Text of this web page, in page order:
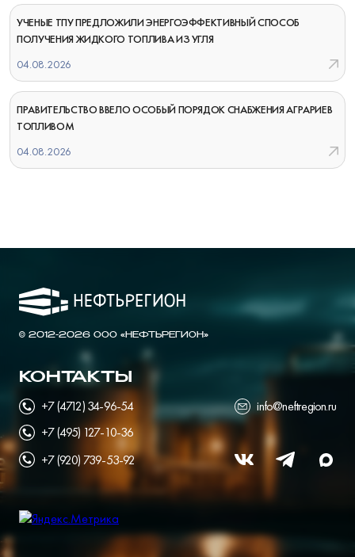
УЧЕНЫЕ ТПУ ПРЕДЛОЖИЛИ ЭНЕРГОЭФФЕКТИВНЫЙ СПОСОБ
ПОЛУЧЕНИЯ ЖИДКОГО ТОПЛИВА ИЗ УГЛЯ
04.08.2026
ПРАВИТЕЛЬСТВО ВВЕЛО ОСОБЫЙ ПОРЯДОК СНАБЖЕНИЯ АГРАРИЕВ
ТОПЛИВОМ
04.08.2026
© 2012-2026 ООО «НЕФТЬРЕГИОН»
КОНТАКТЫ
+7 (4712) 34-96-54
+7 (495) 127-10-36
+7 (920) 739-53-92
info@neftregion.ru